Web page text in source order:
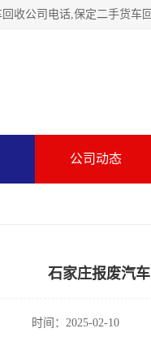
公司动态
石家庄报废汽
时间：2025-02-10